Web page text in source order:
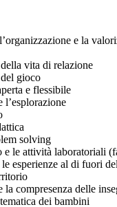
e la
vita di relazione
gioco
e flessibile
l’esplorazione
solving
le attività laboratoriali
esperienze al di fuori
la compresenza delle
dei bambini